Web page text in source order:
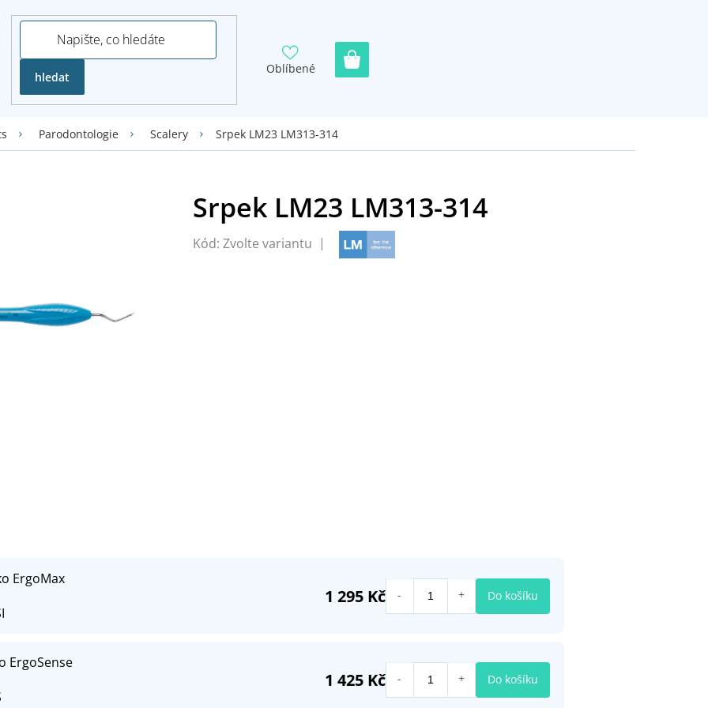
hledat
Oblíbené
Parodontologie Scalery Srpek LM23 LM313-314
Kód: Zvolte variantu
ErgoMax
1 295 Kč Do košíku
ErgoSense
1 425 Kč Do košíku